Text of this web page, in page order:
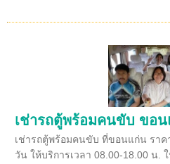
เช่ารถตู้พร้อมคนขับ ขอ
เช่ารถตู้พร้อมคนขับ ที่ขอนแก่น ราค
วัน ให้บริการเวลา 08.00-18.00 น.